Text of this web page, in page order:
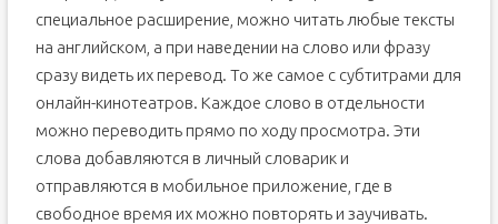
специальное расширение, можно читать любые тексты
на английском, а при наведении на слово или фразу
сразу видеть их перевод. То же самое с субтитрами для
онлайн-кинотеатров. Каждое слово в отдельности
можно переводить прямо по ходу просмотра. Эти
слова добавляются в личный словарик и
отправляются в мобильное приложение, где в
свободное время их можно повторять и заучивать.